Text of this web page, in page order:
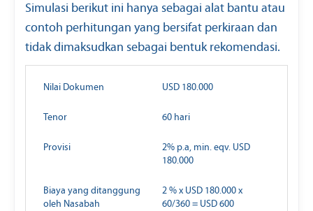
Simulasi berikut ini hanya sebagai alat bantu atau
contoh perhitungan yang bersifat perkiraan dan
tidak dimaksudkan sebagai bentuk rekomendasi.
Nilai Dokumen USD 180.000
Tenor 60 hari
Provisi
2% p.a, min. eqv. USD
180.000
Biaya yang ditanggung
oleh Nasabah
2 % x USD 180.000 x
60/360 = USD 600